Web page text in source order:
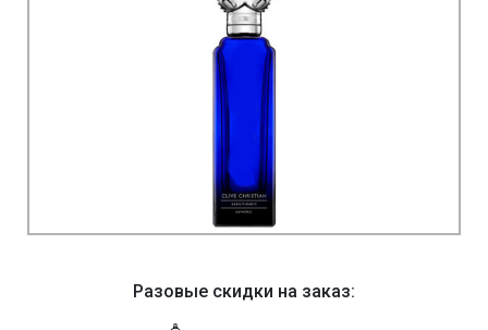
Разовые скидки на заказ: